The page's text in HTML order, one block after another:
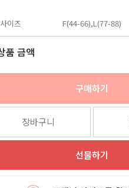
이즈 F(44-66),L(77-88)
품 금액
구매하기
장바구니
선물하기